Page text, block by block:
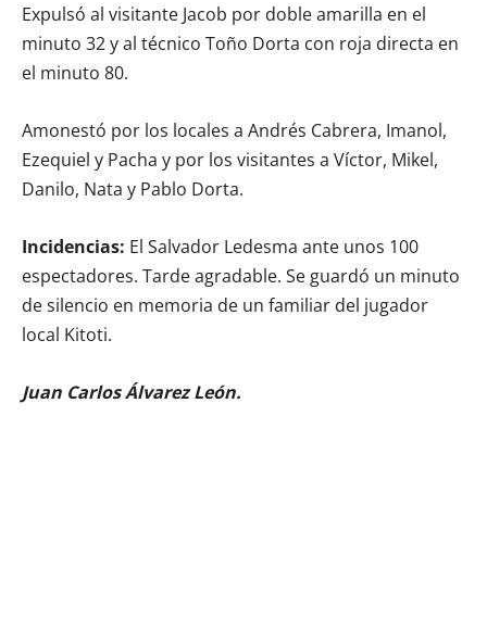
Expulsó al visitante Jacob por doble amarilla en el
minuto 32 y al técnico Toño Dorta con roja directa en
el minuto 80.
Amonestó por los locales a Andrés Cabrera, Imanol,
Ezequiel y Pacha y por los visitantes a Víctor, Mikel,
Danilo, Nata y Pablo Dorta.
Incidencias: El Salvador Ledesma ante unos 100
espectadores. Tarde agradable. Se guardó un minuto
de silencio en memoria de un familiar del jugador
local Kitoti.
Juan Carlos Álvarez León.